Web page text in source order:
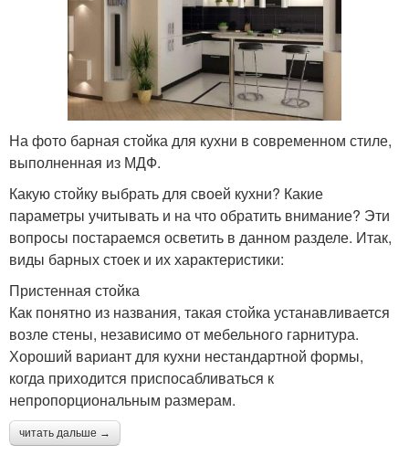
На фото барная стойка для кухни в современном стиле,
выполненная из МДФ.
Какую стойку выбрать для своей кухни? Какие
параметры учитывать и на что обратить внимание? Эти
вопросы постараемся осветить в данном разделе. Итак,
виды барных стоек и их характеристики:
Пристенная стойка
Как понятно из названия, такая стойка устанавливается
возле стены, независимо от мебельного гарнитура.
Хороший вариант для кухни нестандартной формы,
когда приходится приспосабливаться к
непропорциональным размерам.
читать дальше →